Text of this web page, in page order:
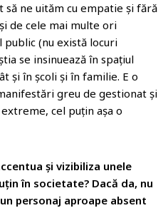
ne uităm cu empatie și fără
de cele mai multe ori
(nu există locuri
se insinuează în spațiul
și în școli și în familie. E o
greu de gestionat și
cel puțin așa o
și vizibiliza unele
în societate? Dacă da, nu
personaj aproape absent